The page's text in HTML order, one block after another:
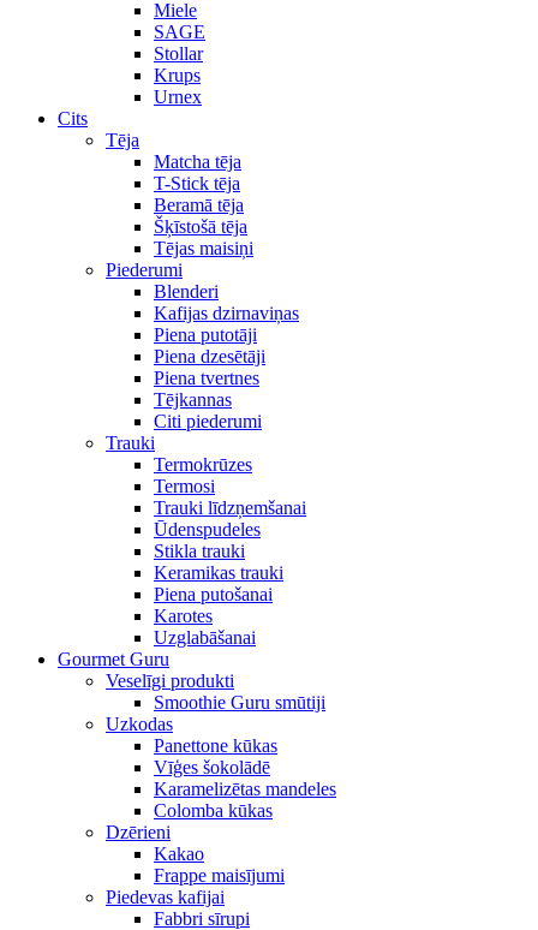
Miele
SAGE
Stollar
Krups
Urnex
Cits
Tēja
Matcha tēja
T-Stick tēja
Beramā tēja
Šķīstošā tēja
Tējas maisiņi
Piederumi
Blenderi
Kafijas dzirnaviņas
Piena putotāji
Piena dzesētāji
Piena tvertnes
Tējkannas
Citi piederumi
Trauki
Termokrūzes
Termosi
Trauki līdzņemšanai
Ūdenspudeles
Stikla trauki
Keramikas trauki
Piena putošanai
Karotes
Uzglabāšanai
Gourmet Guru
Veselīgi produkti
Smoothie Guru smūtiji
Uzkodas
Panettone kūkas
Vīģes šokolādē
Karamelizētas mandeles
Colomba kūkas
Dzērieni
Kakao
Frappe maisījumi
Piedevas kafijai
Fabbri sīrupi